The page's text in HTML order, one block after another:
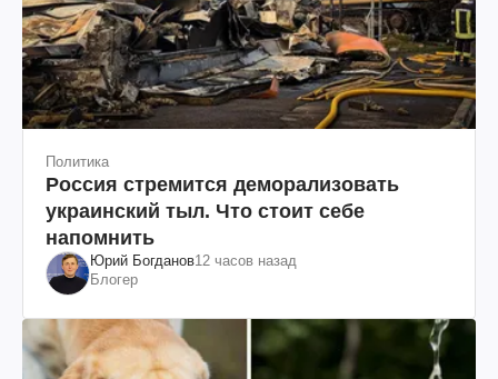
Политика
Россия стремится деморализовать
украинский тыл. Что стоит себе
напомнить
Юрий Богданов12 часов назад
Блогер